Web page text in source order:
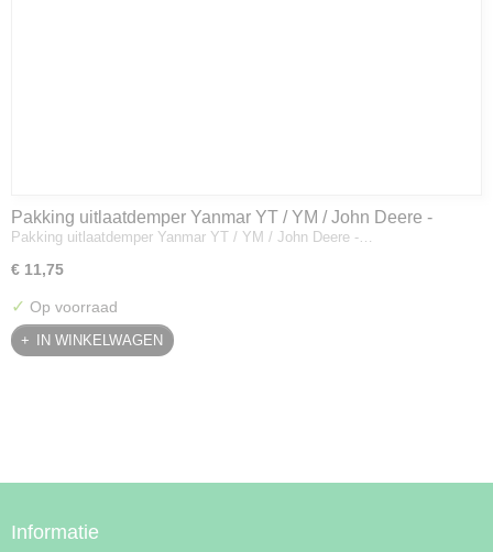
Pakking uitlaatdemper Yanmar YT / YM / John Deere -
128300-13230
Pakking uitlaatdemper Yanmar YT / YM / John Deere -…
€ 11,75
✓ Op voorraad
IN WINKELWAGEN
Informatie